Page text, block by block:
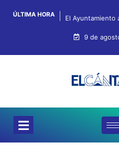
ÚLTIMA HORA El Ayuntamiento
9 de